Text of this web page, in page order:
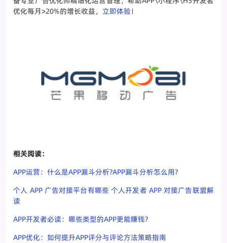
优化每月>20%的增长收益， 立即体验！
相关阅读：
APP运营：什么是APP漏斗分析?APP漏斗分析怎么用?
个人 APP 广告对接平台有哪些 个人开发者 APP 对接广告联盟解
读
APP开发者必读：哪些类型的APP更能赚钱?
APP优化：如何提升APP评分与评论方法策略指南